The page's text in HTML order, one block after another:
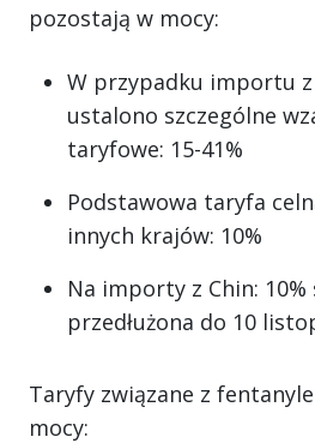
pozostają w mocy:
W przypadku importu
ustalono szczególne
taryfowe: 15-41%
Podstawowa taryfa
innych krajów: 10%
Na importy z Chin: 10%
przedłużona do 10
Taryfy związane z
mocy: